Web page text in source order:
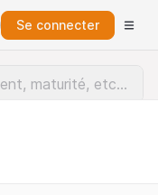
Se connecter